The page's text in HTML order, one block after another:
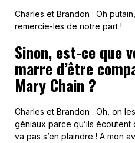
Charles et Brandon : Oh
remercie-les de notre part !
Sinon, est-ce que
marre d’être
Mary Chain ?
Charles et Brandon : Oh, on
géniaux parce qu’ils
va pas s’en plaindre ! A mon